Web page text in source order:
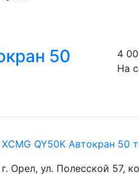
50
4
На
XCMG QY50K Автокран 50
г. Орел, ул. Полесской 57,